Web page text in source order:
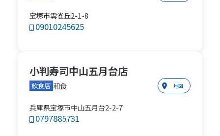
宝塚市雲雀丘2-1-8
09010245625
小判寿司中山五月台店
飲食店 和食 地図
兵庫県宝塚市中山五月台2-2-7
0797885731